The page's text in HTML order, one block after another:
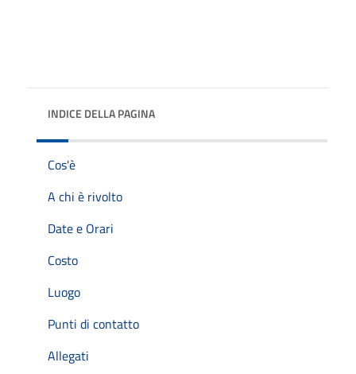
INDICE DELLA PAGINA
Cos'è
A chi è rivolto
Date e Orari
Costo
Luogo
Punti di contatto
Allegati